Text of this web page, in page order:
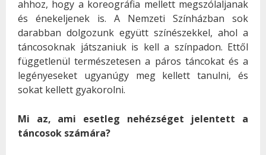
ahhoz, hogy a koreográfia mellett megszólaljanak
és énekeljenek is. A Nemzeti Színházban sok
darabban dolgozunk együtt színészekkel, ahol a
táncosoknak játszaniuk is kell a színpadon. Ettől
függetlenül természetesen a páros táncokat és a
legényeseket ugyanúgy meg kellett tanulni, és
sokat kellett gyakorolni.
Mi az, ami esetleg nehézséget jelentett a
táncosok számára?